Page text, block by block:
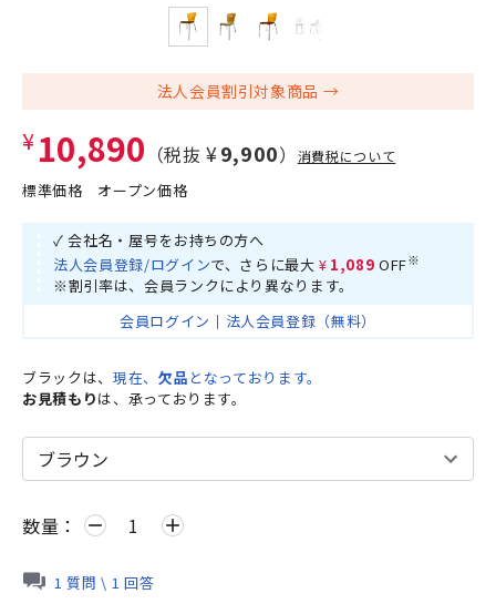
法人会員割引対象商品
¥10,890 （税抜 ¥9,900） 消費税について
標準価格 オープン価格
✓ 会社名・屋号をお持ちの方へ
法人会員登録/ログインで、さらに最大 ¥1,089 OFF※
※割引率は、会員ランクにより異なります。
会員ログイン ｜ 法人会員登録（無料）
ブラックは、 現在、 欠品 となっております。
お見積もりは、承っております。
数量： remove add
1 質問 \ 1 回答